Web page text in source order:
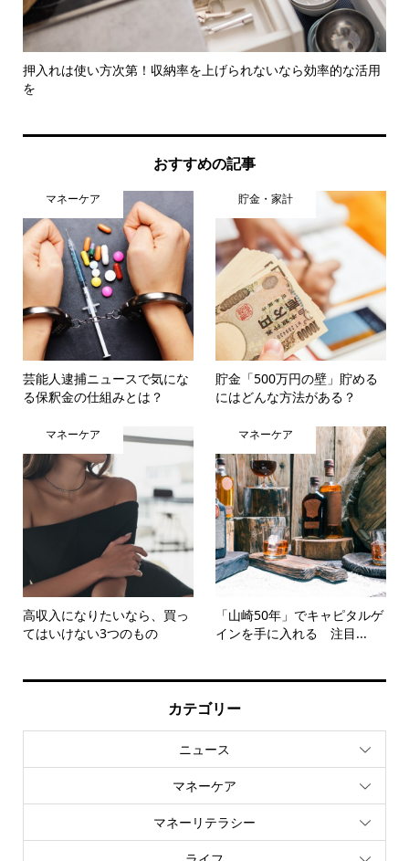
押入れは使い方次第！収納率を上げられないなら効率的な活用
を
おすすめの記事
マネーケア
芸能人逮捕ニュースで気にな
る保釈金の仕組みとは？
貯金・家計
貯金「500万円の壁」貯める
にはどんな方法がある？
マネーケア
高収入になりたいなら、買っ
てはいけない3つのもの
マネーケア
「山崎50年」でキャピタルゲ
インを手に入れる 注目...
カテゴリー
ニュース
マネーケア
マネーリテラシー